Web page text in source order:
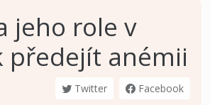
jeho role v
předejít anémii
Twitter Facebook